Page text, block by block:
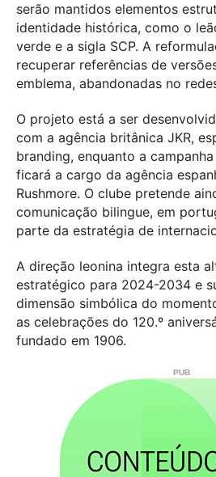
serão mantidos elementos
identidade histórica, como o
verde e a sigla SCP. A
recuperar referências de
emblema, abandonadas no
O projeto está a ser
com a agência britânica JKR,
branding, enquanto a
ficará a cargo da agência
Rushmore. O clube pretende
comunicação bilingue, em
parte da estratégia de
A direção leonina integra esta
estratégico para 2024-2034 e
dimensão simbólica do
as celebrações do 120.º
fundado em 1906.